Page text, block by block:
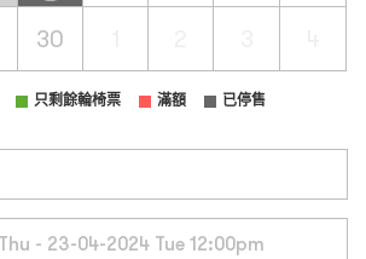
30
只剩餘輪椅票 滿額 已停售